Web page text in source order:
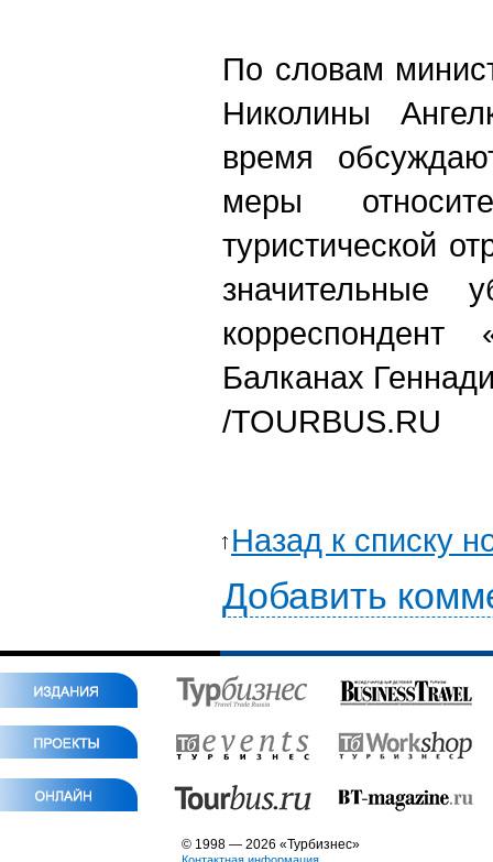
По словам
Николины
время
меры
туристической
значительные
Балканах
/TOURBUS.RU
Назад к списку
Добавить
© 1998 — 2026 «Турбизнес»